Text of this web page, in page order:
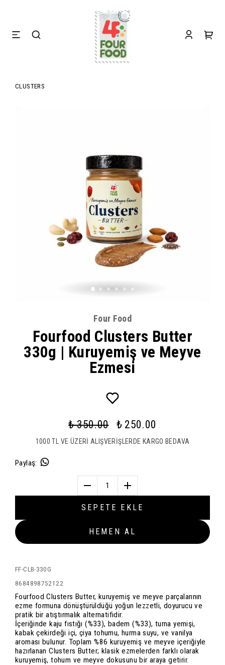
CLUSTERS
Four Food
Fourfood Clusters Butter
330g | Kuruyemiş ve Meyve
Ezmesi
₺ 350.00 ₺ 250.00
1000 TL VE ÜZERİ ALIŞVERİŞLERDE KARGO BEDAVA
Paylaş:
1
SEPETE EKLE
HEMEN AL
FF-CLB-330G
8684898752122
Fourfood Clusters Butter, kuruyemiş ve meyve parçalarının
ezme formuna dönüştürüldüğü yoğun lezzetli, doyurucu ve
pratik bir atıştırmalık alternatifidir.
İçeriğinde kaju fıstığı (%33), badem (%33), turna yemişi,
kabak çekirdeği içi, çiya tohumu, hurma suyu, ve vanilya
aroması bulunur. Toplam %86 kuruyemiş ve meyve içeriğiyle
hazırlanan Clusters Butter; klasik ezmelerden farklı olarak
kuruyemiş, tohum ve meyve dokusunu bir araya getirir.